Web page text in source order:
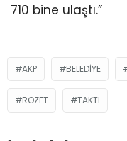
710 bine ulaştı.”
AKP BELEDIYE
ROZET TAKTI